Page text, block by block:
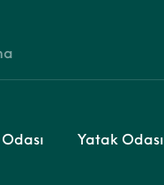
Yatak Odası